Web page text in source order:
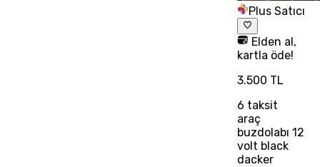
Plus Satıcı
Elden al,
kartla öde!
3.500 TL
6 taksit
araç
buzdolabı 12
volt black
dacker